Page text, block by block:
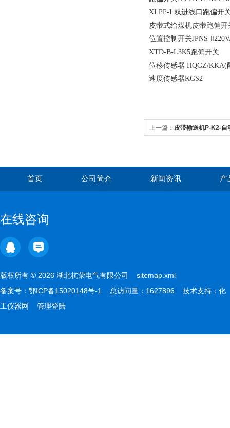
XLPP-I 双进线口跑偏开
皮带式给煤机皮带跑偏开
位置控制开关JPNS-
XTD-B-L3K5跑偏开关
位移传感器 HQGZ/KKA(
速度传感器KGS2
上一篇： 皮带输送机P-K2-自
首页 公司简介 新闻资讯 产
在线咨询
版权所有 © 2026 湖北杭荣电气有限公司 sitemap.xml
备案号： 鄂ICP备15020148号-1 总访问量：1627896 技术支持： 化
工仪器网
管理登陆